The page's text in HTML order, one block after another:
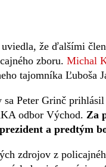
že ďalšími
zboru. Michal
tajomníka Ľuboša
sa Peter Grinč
odbor Východ. Za
a predtým
zdrojov z